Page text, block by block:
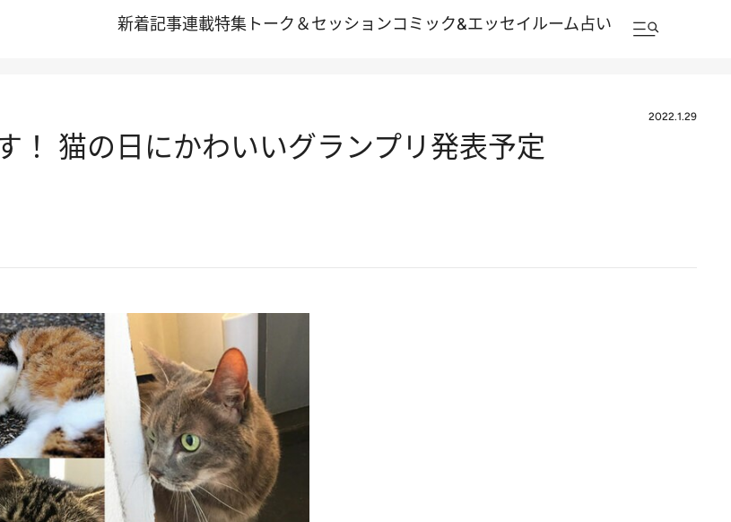
新着記事連載特集 トーク＆セッションコミック&エッセイルーム占い
2022.1.29
！ 猫の日にかわいいグランプリ発表予定